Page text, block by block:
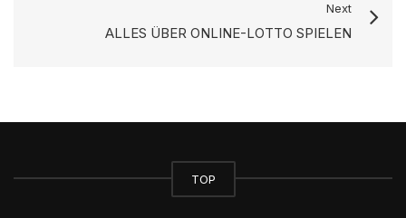
Next
ALLES ÜBER ONLINE-LOTTO SPIELEN
TOP